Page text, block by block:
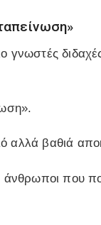
γνωστές
αλλά βαθιά
που